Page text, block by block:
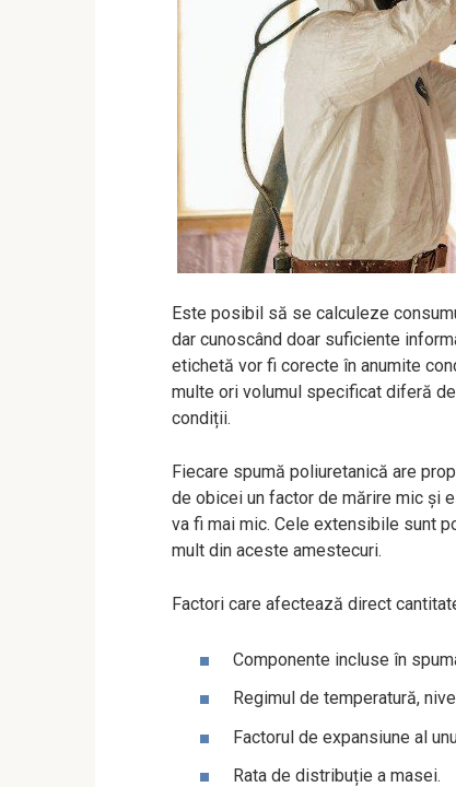
Este posibil să se calculeze
dar cunoscând doar suficiente
etichetă vor fi corecte în anumite
multe ori volumul specificat diferă
condiții.
Fiecare spumă poliuretanică are
de obicei un factor de mărire mic și
va fi mai mic. Cele extensibile sunt
mult din aceste amestecuri.
Factori care afectează direct
Componente incluse în
Regimul de temperatură,
Factorul de expansiune al
Rata de distribuție a masei.